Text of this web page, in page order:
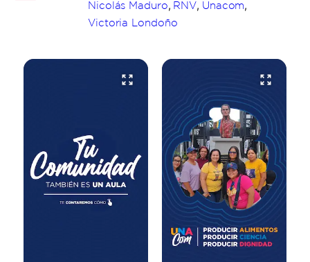
Nicolás Maduro, RNV, Unacom,
Victoria Londoño